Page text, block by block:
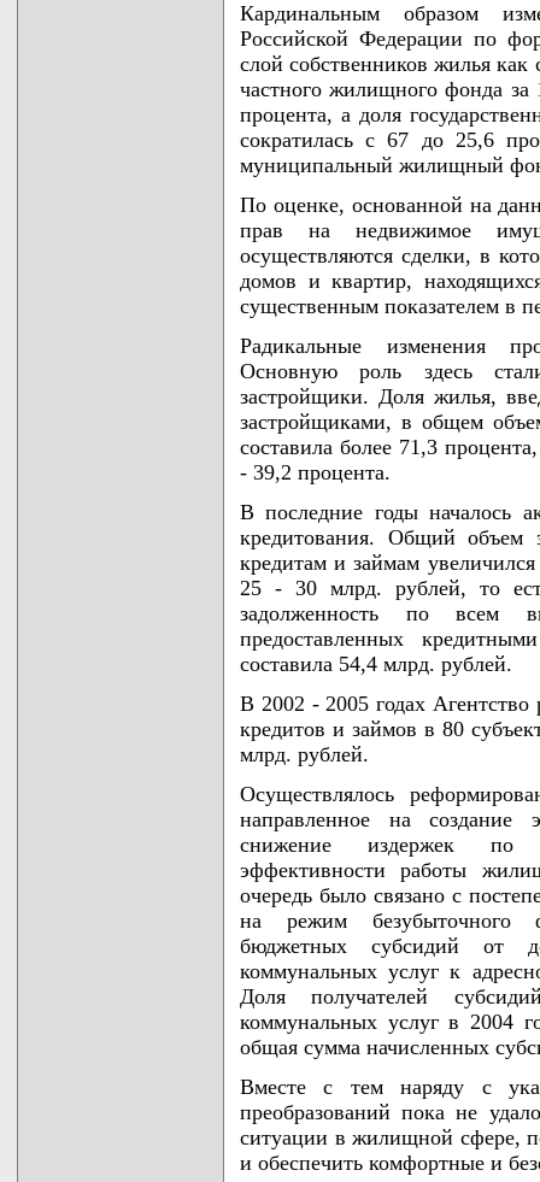
Кардинальным образом
Российской Федерации по
слой собственников жилья
частного жилищного фонда за
процента, а доля
сократилась с 67 до 25,6
муниципальный жилищный
По оценке, основанной на
прав на недвижимое
осуществляются сделки, в
домов и квартир,
существенным показателем в
Радикальные изменения
Основную роль здесь
застройщики. Доля жилья,
застройщиками, в общем
составила более 71,3
- 39,2 процента.
В последние годы началось
кредитования. Общий объем
кредитам и займам
25 - 30 млрд. рублей, то
задолженность по всем
предоставленных
составила 54,4 млрд. рублей.
В 2002 - 2005 годах
кредитов и займов в 80
млрд. рублей.
Осуществлялось
направленное на создание
снижение издержек по
эффективности работы
очередь было связано с
на режим безубыточного
бюджетных субсидий от
коммунальных услуг к
Доля получателей
коммунальных услуг в 2004
общая сумма начисленных
Вместе с тем наряду с
преобразований пока не
ситуации в жилищной сфере,
и обеспечить комфортные и